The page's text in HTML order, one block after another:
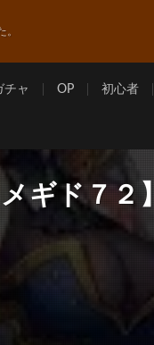
。
チャ OP 初心者
ギド７２】